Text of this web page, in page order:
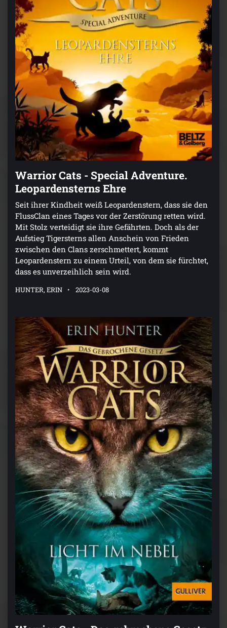
Warrior Cats - Special Adventure.
Leopardensterns Ehre
Seit ihrer Kindheit weiß Leopardenstern, dass sie den
FlussClan eines Tages vor der Zerstörung retten wird.
Mit Stolz verteidigt sie ihre Gefährten. Doch als der
Aufstieg Tigersterns allen Anschein von Frieden
zwischen den Clans zerschmettert, kommt
Leopardenstern zu einem Urteil, von dem sie fürchtet,
dass es unverzeihlich sein wird.
HUNTER, ERIN 2023-03-08